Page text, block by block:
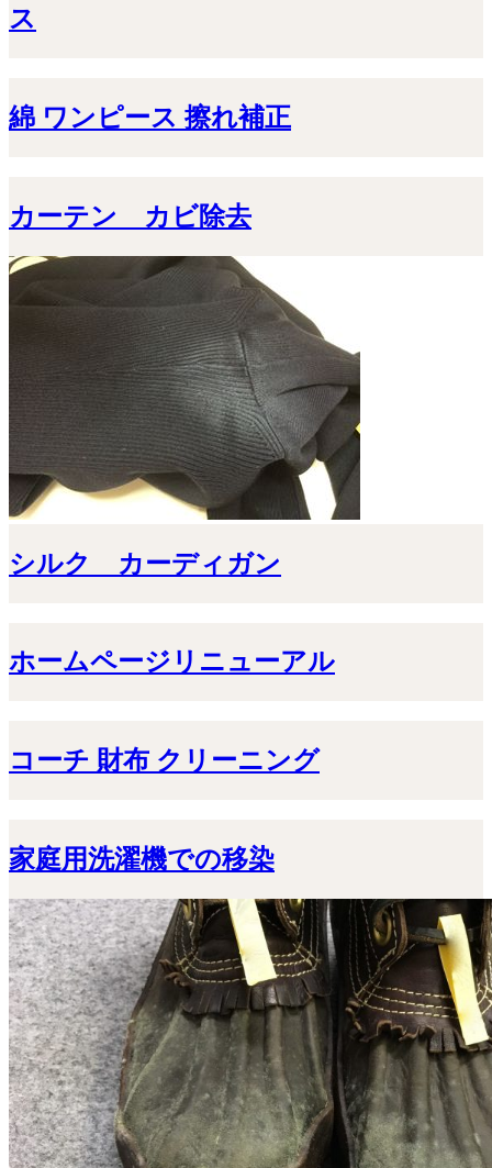
ス
綿 ワンピース 擦れ補正
カーテン カビ除去
シルク カーディガン
ホームページリニューアル
コーチ 財布 クリーニング
家庭用洗濯機での移染